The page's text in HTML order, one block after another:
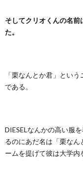
そしてクリオくんの名
た。
「栗なんとか君」とい
である。
DIESELなんかの高い服
るのにあだ名は「栗な
ームを提げて彼は大学内